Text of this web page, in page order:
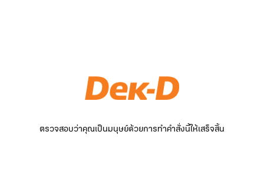
ตรวจสอบว่าคุณเป็นมนุษย์ด้วยการทำคำสั่งนี้ให้เสร็จสิ้น